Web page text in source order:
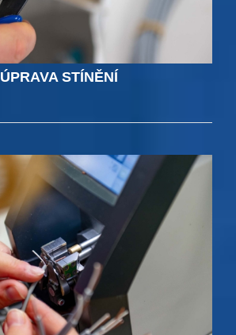
ÚPRAVA STÍNĚNÍ